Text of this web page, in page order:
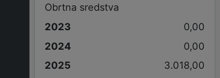
Obrtna sredstva
0,00
0,00
3.018,00